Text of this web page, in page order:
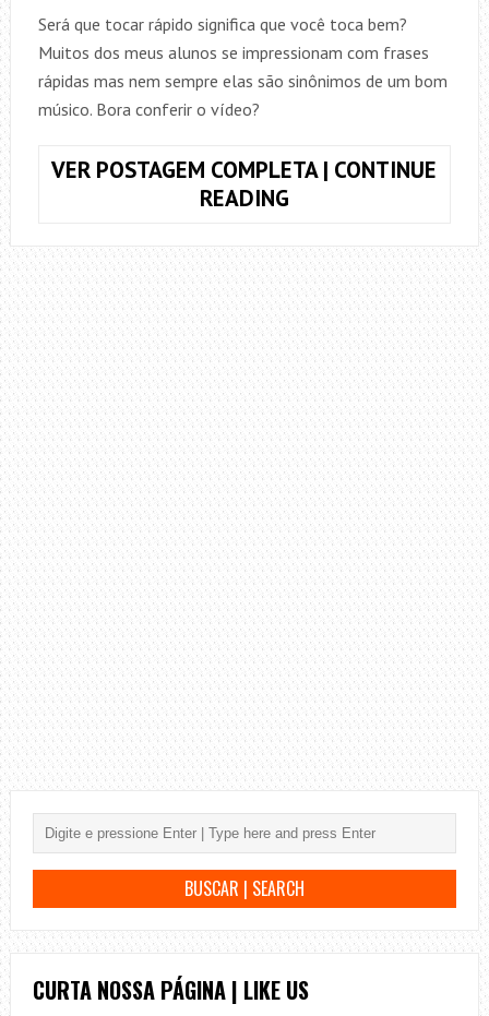
Será que tocar rápido significa que você toca bem?
Muitos dos meus alunos se impressionam com frases
rápidas mas nem sempre elas são sinônimos de um bom
músico. Bora conferir o vídeo?
VER POSTAGEM COMPLETA | CONTINUE
READINGTOCAR
SIGNIFICA
TOCAR
BEM?
CURTA NOSSA PÁGINA | LIKE US